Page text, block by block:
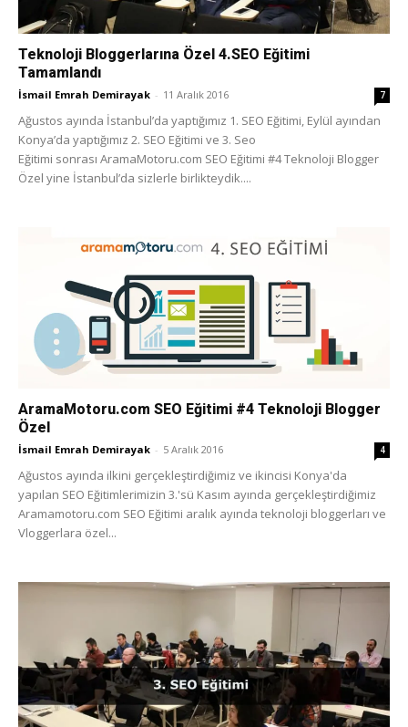
Teknoloji Bloggerlarına Özel 4.SEO Eğitimi
Tamamlandı
İsmail Emrah Demirayak - 11 Aralık 2016 7
Ağustos ayında İstanbul’da yaptığımız 1. SEO Eğitimi, Eylül ayından
Konya’da yaptığımız 2. SEO Eğitimi ve 3. Seo
Eğitimi sonrası AramaMotoru.com SEO Eğitimi #4 Teknoloji Blogger
Özel yine İstanbul’da sizlerle birlikteydik....
AramaMotoru.com SEO Eğitimi #4 Teknoloji Blogger
Özel
İsmail Emrah Demirayak - 5 Aralık 2016 4
Ağustos ayında ilkini gerçekleştirdiğimiz ve ikincisi Konya'da
yapılan SEO Eğitimlerimizin 3.'sü Kasım ayında gerçekleştirdiğimiz
Aramamotoru.com SEO Eğitimi aralık ayında teknoloji bloggerları ve
Vloggerlara özel...